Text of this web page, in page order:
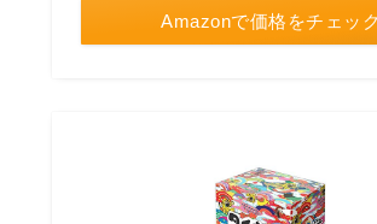
Amazonで価格をチェック